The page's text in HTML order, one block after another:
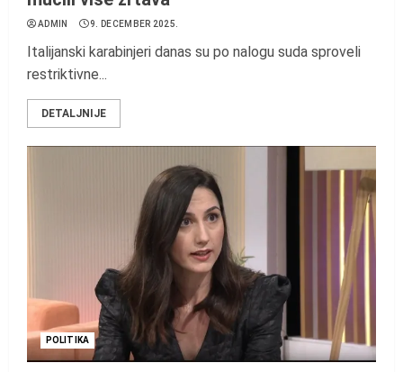
ADMIN 9. DECEMBER 2025.
Italijanski karabinjeri danas su po nalogu suda sproveli
restriktivne...
DETALJNIJE
POLITIKA